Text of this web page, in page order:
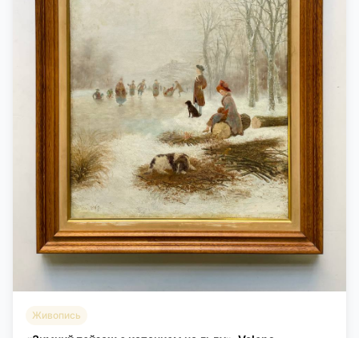
Живопись